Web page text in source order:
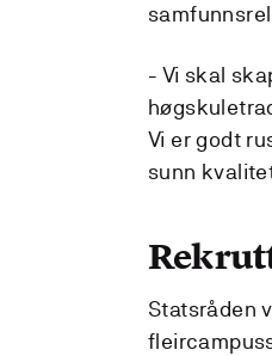
- Vi skal
Vi er godt
sunn
Statsråden